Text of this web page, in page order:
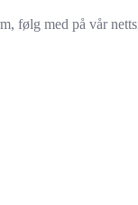
følg med på vår